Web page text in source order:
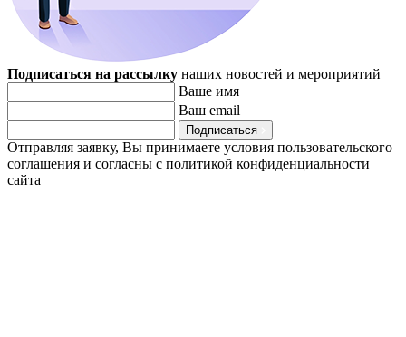
Подписаться на рассылку наших новостей и мероприятий
Ваше имя
Ваш email
Подписаться
Отправляя заявку, Вы принимаете условия пользовательского
соглашения и согласны с политикой конфиденциальности
сайта